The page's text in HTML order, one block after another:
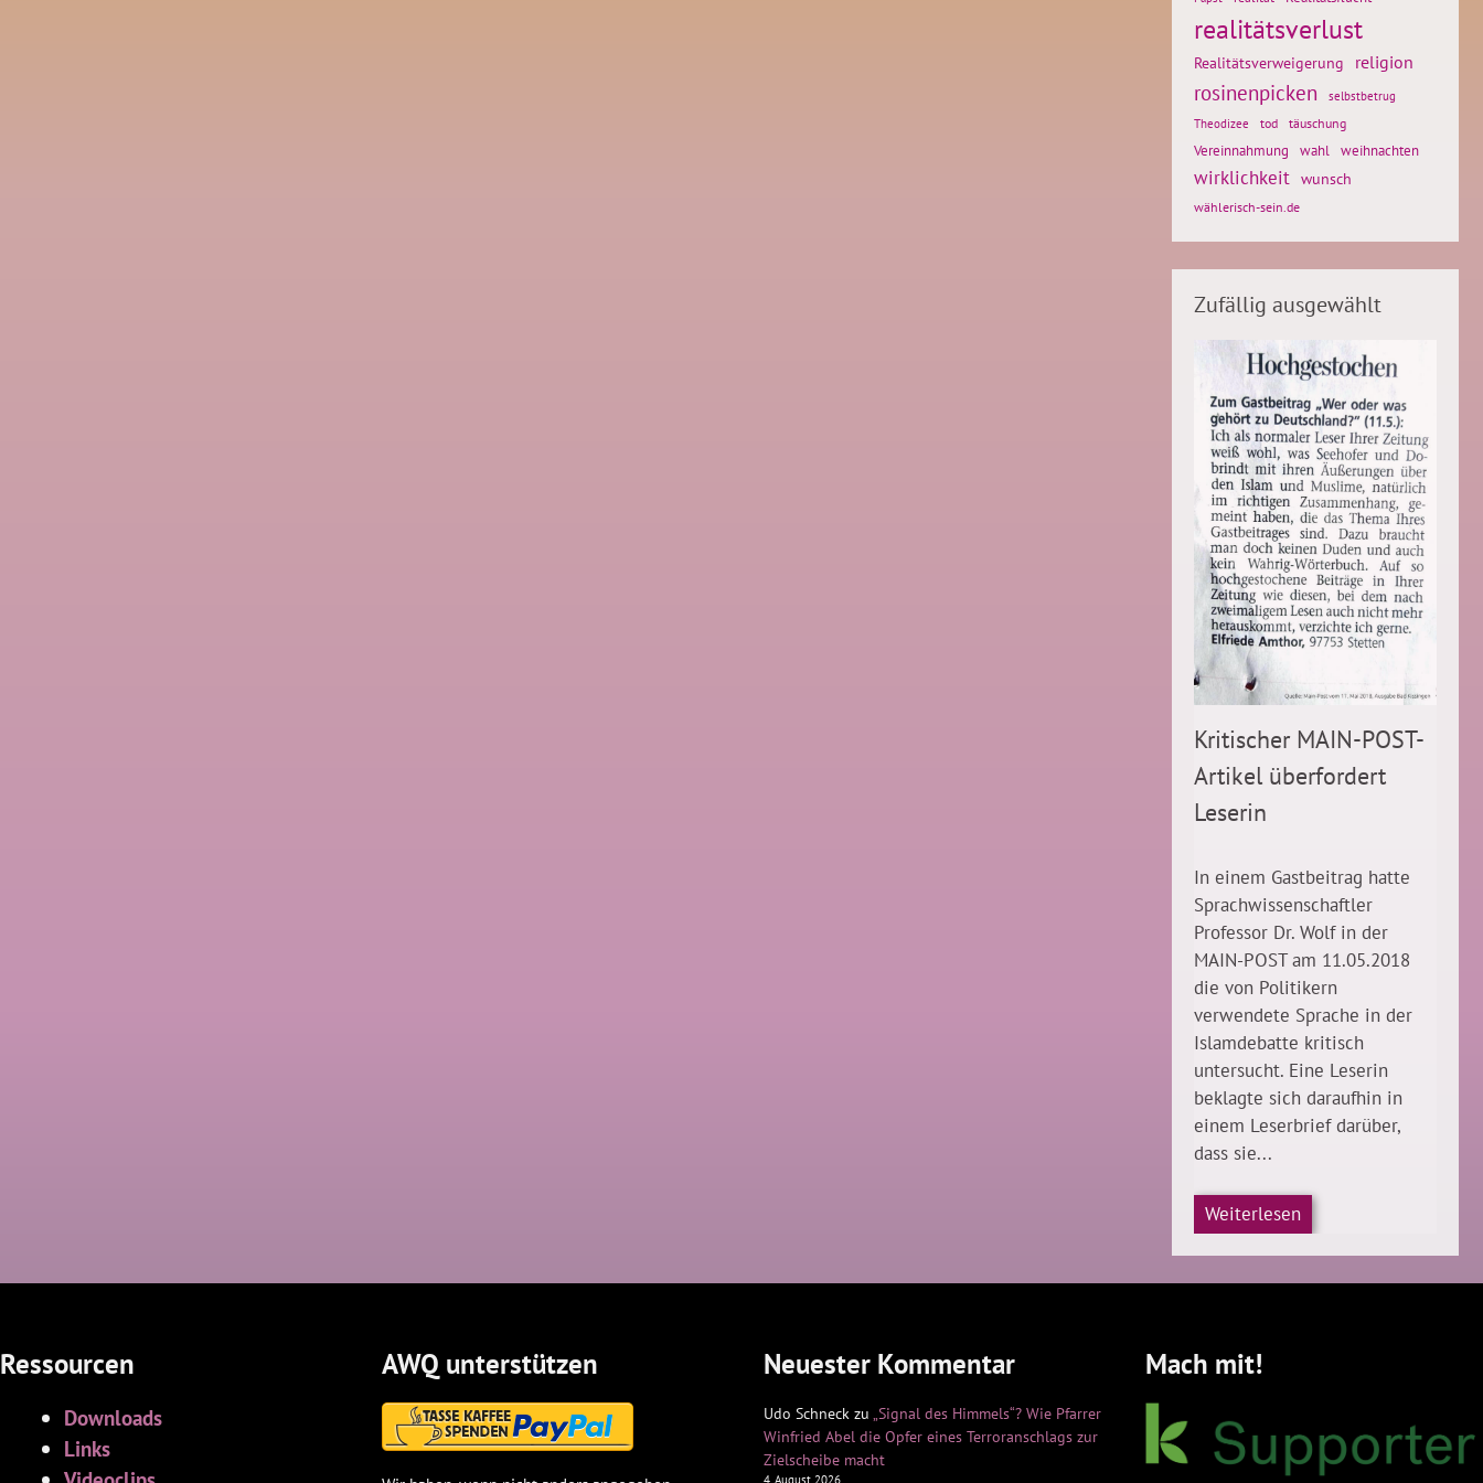
realitätsverlust
Realitätsverweigerung religion
rosinenpicken
selbstbetrug
Theodizee
tod täuschung
Vereinnahmung wahl weihnachten
wirklichkeit wunsch
wählerisch-sein.de
Zufällig ausgewählt
Kritischer MAIN-POST-
Artikel überfordert
Leserin
In einem Gastbeitrag hatte
Sprachwissenschaftler
Professor Dr. Wolf in der
MAIN-POST am 11.05.2018
die von Politikern
verwendete Sprache in der
Islamdebatte kritisch
untersucht. Eine Leserin
beklagte sich daraufhin in
einem Leserbrief darüber,
dass sie...
Weiterlesen
Ressourcen
Downloads
Links
AWQ unterstützen Neuester Kommentar
Udo Schneck zu „Signal des Himmels“? Wie Pfarrer
Winfried Abel die Opfer eines Terroranschlags zur
Zielscheibe macht
4. August 2026
Mach mit!